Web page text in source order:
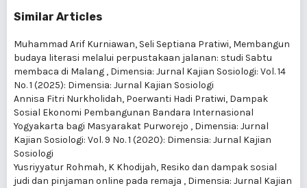
Similar Articles
Muhammad Arif Kurniawan, Seli Septiana Pratiwi, Membangun
budaya literasi melalui perpustakaan jalanan: studi Sabtu
membaca di Malang , Dimensia: Jurnal Kajian Sosiologi: Vol. 14
No. 1 (2025): Dimensia: Jurnal Kajian Sosiologi
Annisa Fitri Nurkholidah, Poerwanti Hadi Pratiwi, Dampak
Sosial Ekonomi Pembangunan Bandara Internasional
Yogyakarta bagi Masyarakat Purworejo , Dimensia: Jurnal
Kajian Sosiologi: Vol. 9 No. 1 (2020): Dimensia: Jurnal Kajian
Sosiologi
Yusriyyatur Rohmah, K Khodijah, Resiko dan dampak sosial
judi dan pinjaman online pada remaja , Dimensia: Jurnal Kajian